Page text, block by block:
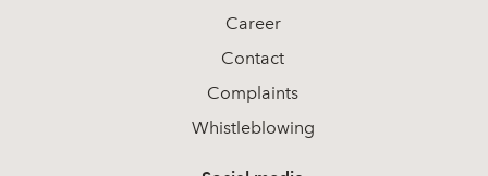
Career
Contact
Complaints
Whistleblowing